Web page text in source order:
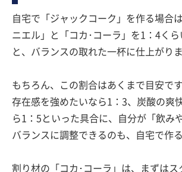
自宅で「ジャックコーク」を作る場合
ニエル」と「コカ･コーラ」を1：4く
と、バランスの取れた一杯に仕上がりま
もちろん、この割合はあくまで目安で
存在感を強めたいなら1：3、炭酸の爽
ら1：5といった具合に、自分が「飲み
バランスに調整できるのも、自宅で作
割り材の「コカ･コーラ」は、まずはス